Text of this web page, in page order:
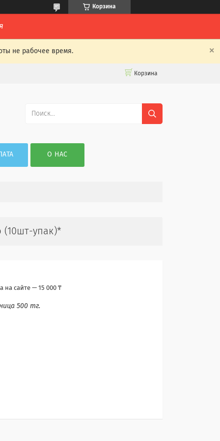
Корзина
не рабочее время.
Корзина
О НАС
упак)*
на сайте — 15 000 ₸
500 тг.